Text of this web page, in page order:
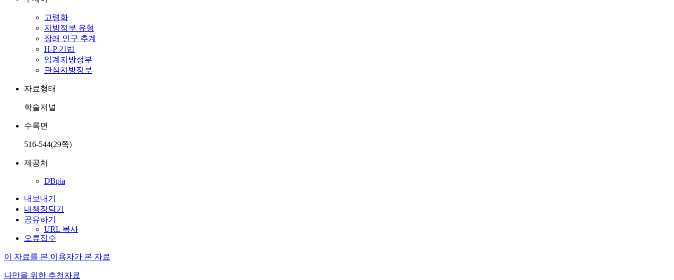
고령화
지방정부 유형
장래 인구 추계
H-P 기법
임계지방정부
관심지방정부
자료형태
학술저널
수록면
516-544(29쪽)
제공처
DBpia
내보내기
내책장담기
공유하기
URL 복사
오류접수
이 자료를 본 이용자가 본 자료
나만을 위한 추천자료